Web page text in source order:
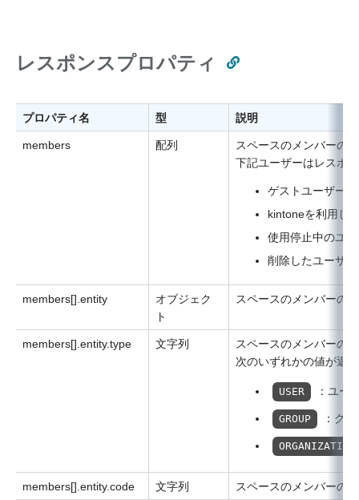
レスポンスプロパティ
プロパティ名 型 説明
members 配列
スペースのメンバーの
下記ユーザーはレスポ
ゲストユーザー
kintoneを利用し
使用停止中のユ
削除したユーザー
members[].entity
オブジェク
ト
スペースのメンバーの
members[].entity.type 文字列
スペースのメンバーの
次のいずれかの値が返
USER ：ユー
GROUP ：グ
ORGANIZATION
members[].entity.code 文字列 スペースのメンバーの